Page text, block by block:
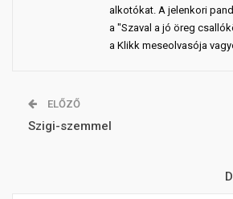
alkotókat. A jelenkori
a "Szaval a jó öreg
a Klikk meseolvasója
ELŐZŐ
Szigi-szemmel